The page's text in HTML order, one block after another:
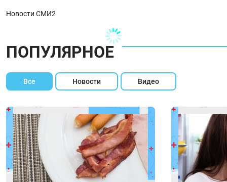
Новости СМИ2
ПОПУЛЯРНОЕ
Все Новости Видео